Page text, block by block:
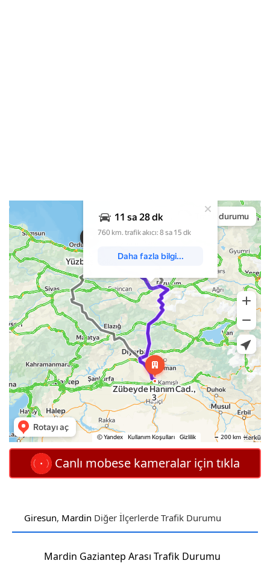
Canlı mobese kameralar için tıkla
Giresun, Mardin Diğer İlçerlerde Trafik Durumu
Mardin Gaziantep Arası Trafik Durumu